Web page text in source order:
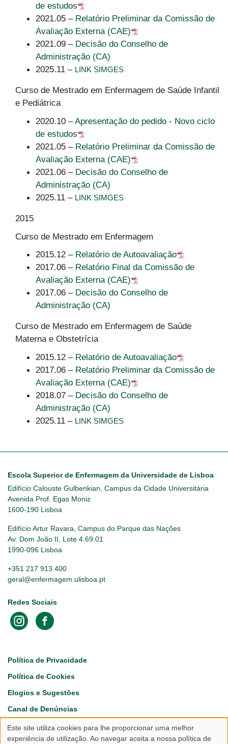
de estudos
2021.05 – Relatório Preliminar da Comissão de
Avaliação Externa (CAE)
2021.09 – Decisão do Conselho de
Administração (CA)
2025.11 – LINK SIMGES
Curso de Mestrado em Enfermagem de Saúde Infantil
e Pediátrica
2020.10 –Apresentação do pedido - Novo ciclo
de estudos
2021.05 – Relatório Preliminar da Comissão de
Avaliação Externa (CAE)
2021.06 – Decisão do Conselho de
Administração (CA)
2025.11 – LINK SIMGES
2015
Curso de Mestrado em Enfermagem
2015.12 – Relatório de Autoavaliação
2017.06 – Relatório Final da Comissão de
Avaliação Externa (CAE)
2017.06 – Decisão do Conselho de
Administração (CA)
Curso de Mestrado em Enfermagem de Saúde
Materna e Obstetrícia
2015.12 – Relatório de Autoavaliação
2017.06 – Relatório Preliminar da Comissão de
Avaliação Externa (CAE)
2018.07 – Decisão do Conselho de
Administração (CA)
2025.11 – LINK SIMGES
Escola Superior de Enfermagem da Universidade de Lisboa
Edifício Calouste Gulbenkian, Campus da Cidade Universitária
Avenida Prof. Egas Moniz
1600-190 Lisboa
Edifício Artur Ravara, Campus do Parque das Nações
Av. Dom João II, Lote 4.69.01
1990-096 Lisboa
+351 217 913 400
geral@enfermagem.ulisboa.pt
Redes Sociais
Footer
Política de Privacidade
Política de Cookies
Elogios e Sugestões
Canal de Denúncias
Utilização
Este site utiliza cookies para lhe proporcionar uma melhor
experiência de utilização. Ao navegar aceita a nossa política de